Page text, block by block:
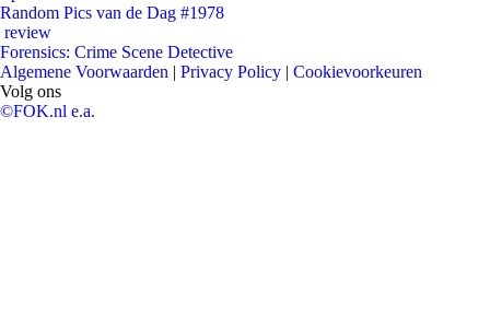
Random Pics van de Dag #1978
review
Forensics: Crime Scene Detective
Algemene Voorwaarden | Privacy Policy | Cookievoorkeuren
Volg ons
©FOK.nl e.a.